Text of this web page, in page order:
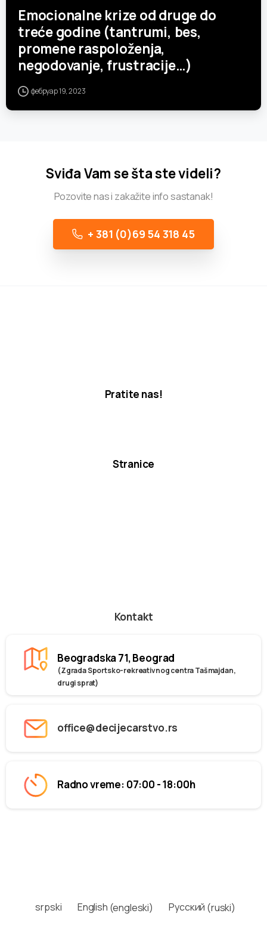
Emocionalne krize od druge do
treće godine (tantrumi, bes,
promene raspoloženja,
negodovanje, frustracije…)
фебруар 19, 2023
Sviđa Vam se šta ste videli?
Pozovite nas i zakažite info sastanak!
+ 381 (0)69 54 318 45
Pratite nas!
Stranice
Kontakt
Beogradska 71, Beograd
(Zgrada Sportsko-rekreativnog centra Tašmajdan,
drugi sprat)
office@decijecarstvo.rs
Radno vreme: 07:00 - 18:00h
srpski English (engleski) Русский (ruski)